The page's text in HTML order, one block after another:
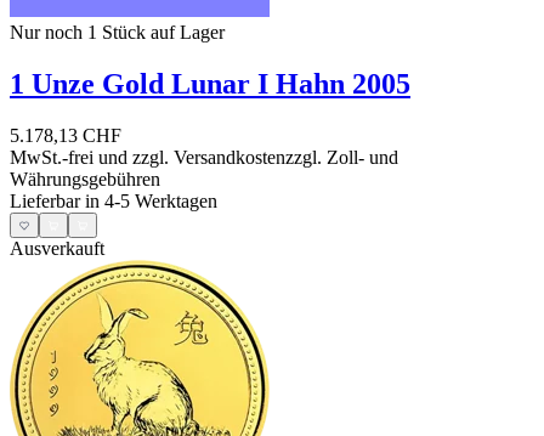
Nur noch 1 Stück auf Lager
1 Unze Gold Lunar I Hahn 2005
5.178,13 CHF
MwSt.-frei und zzgl. Versandkostenzzgl. Zoll- und
Währungsgebühren
Lieferbar in 4-5 Werktagen
Ausverkauft